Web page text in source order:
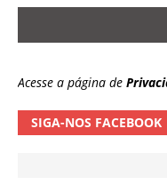
Acesse a página de
SIGA-NOS FACEBOOK